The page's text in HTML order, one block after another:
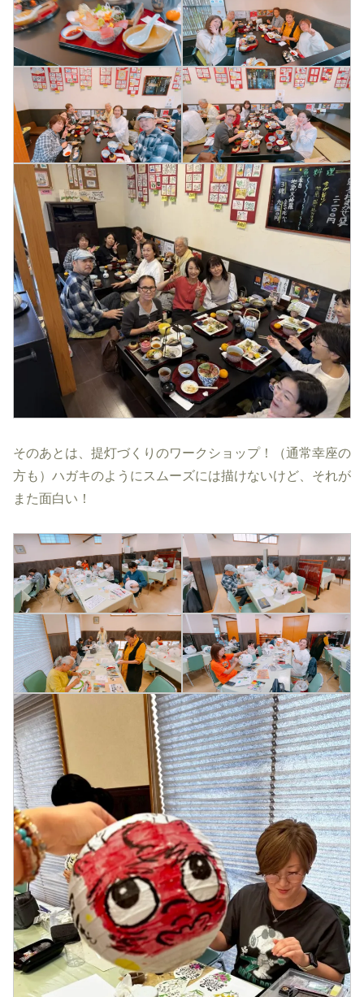
そのあとは、提灯づくりのワークショップ！（通常幸座の
方も）ハガキのようにスムーズには描けないけど、それが
また面白い！